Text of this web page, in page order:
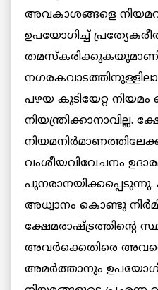
അവകാശങ്ങളെ
ഉപയോഗിച്ച്
പഴയ കുടിയേറ്റ
നിയന്ത്രിക്കാനാവില്ല.
നിയമനിര്‍മാണത്തിലേക്ക്
വംശീയവിവേചനം
അധ്വാനം കൊണ്ടു
ക്ഷേമരാഷ്ട്രത്തിന്റെ
അവര്‍ക്കെതിരെ അവരെ
അമര്‍ത്താനും